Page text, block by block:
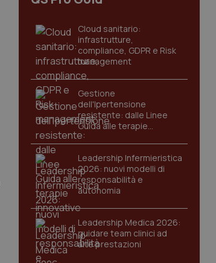
Cloud sanitario:
infrastrutture,
compliance, GDPR e Risk
management
Gestione
dell'Ipertensione
resistente: dalle Linee
Guida alle terapie
innovative
Leadership Infermieristica
2026: nuovi modelli di
responsabilità e
autonomia
Leadership Medica 2026:
guidare team clinici ad
alte prestazioni